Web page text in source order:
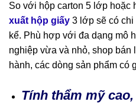
So với hộp carton 5 lớp hoặc
xuất hộp giấy 3 lớp sẽ có chi
kể. Phù hợp với đa dạng mô
nghiệp vừa và nhỏ, shop bán
hành, các dòng sản phẩm có
Tính thẩm mỹ